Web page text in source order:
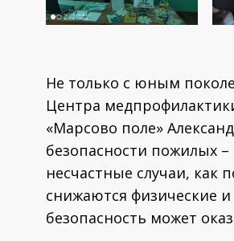
Не только с юным
Центра
«Марсово поле»
безопасности пожилых
несчастные случаи, как
снижаются физические
безопасность может